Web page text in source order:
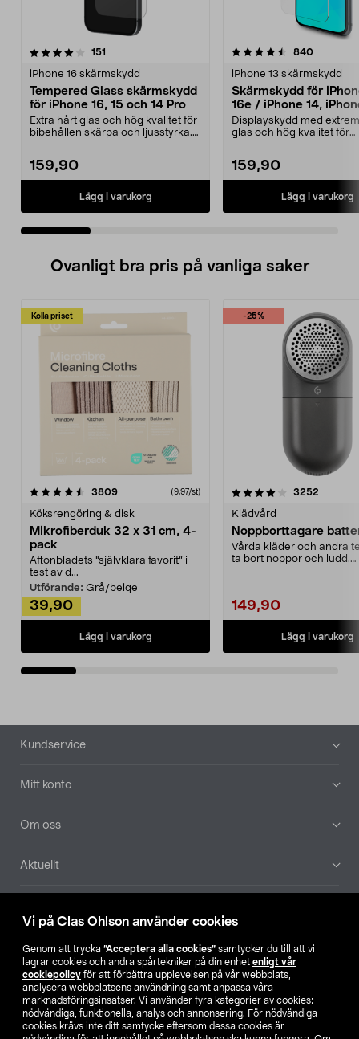
Vi på Clas Ohlson använder cookies
Genom att trycka ”Acceptera alla cookies” samtycker du till att vi
lagrar cookies och andra spårtekniker på din enhet enligt vår
cookiepolicy för att förbättra upplevelsen på vår webbplats,
analysera webbplatsens användning samt anpassa våra
marknadsföringsinsatser. Vi använder fyra kategorier av cookies:
nödvändiga, funktionella, analys och annonsering. För nödvändiga
cookies krävs inte ditt samtycke eftersom dessa cookies är
151
iPhone 16 skärmskydd
Tempered Glass skärmskydd
för iPhone 16, 15 och 14 Pro
Extra hårt glas och hög kvalitet för
bibehållen skärpa och ljusstyrka.
159,90
Lägg i varukorg
4.5 av 5 stjärnor 840
iPhone 13 skärmskydd
Skärmskydd för
16e / iPhone 14,
13 Pro, Tempered
Displayskydd med
glas och hög kvalitet för
159,90
Lägg i varukorg
4.5 av 5 stjärnor
Ovanligt bra pris på vanliga saker
Kolla priset
3809recensioner (9,97/st)
Köksrengöring & disk
Mikrofiberduk 32 x 31 cm, 4-
pack
Aftonbladets "självklara favorit” i
test av d...
Utförande: Grå/beige
39,90
Lägg i varukorg
-25%
4.0av 5 stjärnor 3252
Klädvård
Noppborttagare
Vårda kläder och andra
ta bort noppor och ludd.
149,90
Lägg i varukorg
4.5av 5 stjärnor
Sidfot
Kundservice
Mitt konto
Om oss
Aktuellt
Hitta butik
SE NO FI